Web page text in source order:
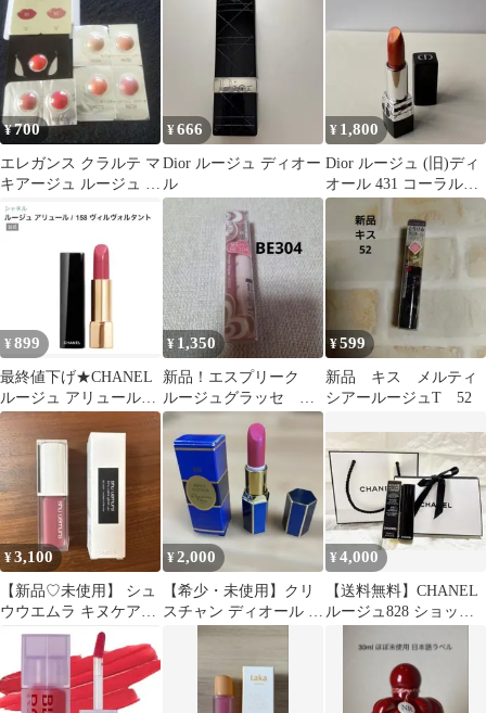
¥700
エレガンス クラルテ マ
キアージュ ルージュ サ
ンプルセット
¥666
Dior ルージュ ディオー
ル
¥ 1,800
Dior ルージュ (旧)ディ
オール 431 コーラルカ
ッパー
¥ 899
最終値下げ★CHANEL
ルージュ アリュール
158 ヴィルヴォルタン
ト
¥ 1,350
新品！エスプリーク
ルージュグラッセ
BE304 1.６g ベージ
ュ系
¥599
新品 キス メルティ
シアールージュT 52
¥3,100
【新品♡未使用】 シュ
ウウエムラ キヌケアグ
ローパ KG PK 388 限
定色
¥2,000
【希少・未使用】クリ
スチャン ディオール ル
¥4,000
【送料無料】CHANEL
ルージュ828 ショッパ